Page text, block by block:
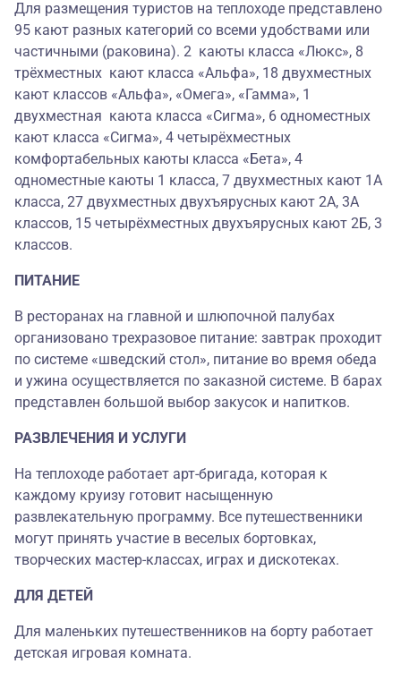
Для размещения туристов на теплоходе представлено
95 кают разных категорий со всеми удобствами или
частичными (раковина). 2 каюты класса «Люкс», 8
трёхместных кают класса «Альфа», 18 двухместных
кают классов «Альфа», «Омега», «Гамма», 1
двухместная каюта класса «Сигма», 6 одноместных
кают класса «Сигма», 4 четырёхместных
комфортабельных каюты класса «Бета», 4
одноместные каюты 1 класса, 7 двухместных кают 1А
класса, 27 двухместных двухъярусных кают 2А, 3А
классов, 15 четырёхместных двухъярусных кают 2Б, 3
классов.
ПИТАНИЕ
В ресторанах на главной и шлюпочной палубах
организовано трехразовое питание: завтрак проходит
по системе «шведский стол», питание во время обеда
и ужина осуществляется по заказной системе. В барах
представлен большой выбор закусок и напитков.
РАЗВЛЕЧЕНИЯ И УСЛУГИ
На теплоходе работает арт-бригада, которая к
каждому круизу готовит насыщенную
развлекательную программу. Все путешественники
могут принять участие в веселых бортовках,
творческих мастер-классах, играх и дискотеках.
ДЛЯ ДЕТЕЙ
Для маленьких путешественников на борту работает
детская игровая комната.